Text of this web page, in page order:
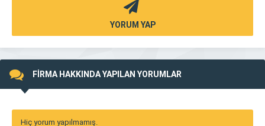
YORUM YAP
FİRMA HAKKINDA YAPILAN YORUMLAR
Hiç yorum yapılmamış.